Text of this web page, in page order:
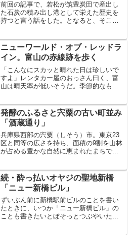
前回の記事で、若松が筑豊炭田で産出し
た石炭の積み出し港として栄えた歴史を
持つと言う話をした。となると、そこに
る。実はこの旧連歌町。大正町商店街の
すぐそばで見かけた「大黒市...
ニューワールド・オブ・レッドラ
イン。富山の赤線跡を歩く
「こんなにスカッと晴れた日は珍しいで
すよ」レンタカー屋のおっさん曰く、富
山は晴天率が低いそうだ。季節的なもの
タートとなった。そうだった。昨年は二
度北陸を訪れたのだ。一度...
発酵のふるさと宍粟の古い町並み
「酒蔵通り」
兵庫県西部の宍粟（しそう）市。東京23
区と同等の広さを持ち、面積の9割を山林
が占める豊かな自然に恵まれたまちであ
風土記」で、市内の庭田神社で初めて庭
酒を神様に献上したと...
続・酔っ払いオヤジの聖地新橋
「ニュー新橋ビル」
ずいぶん前に新橋駅前ビルのことを書い
たときに、いつか「ニュー新橋ビル」の
ことも書きたいとぼそっとつぶやいた。